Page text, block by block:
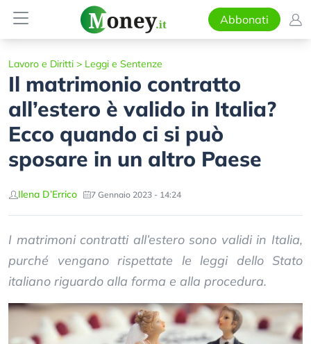
Abbonati
Lavoro e Diritti > Leggi e Sentenze
Il matrimonio contratto
all’estero è valido in Italia?
Ecco quando ci si può
sposare in un altro Paese
Ilena D’Errico 7 Gennaio 2023 - 14:24
I matrimoni contratti all’estero sono validi in Italia,
purché vengano rispettate le leggi dello Stato
italiano riguardo alla forma e alla procedura.